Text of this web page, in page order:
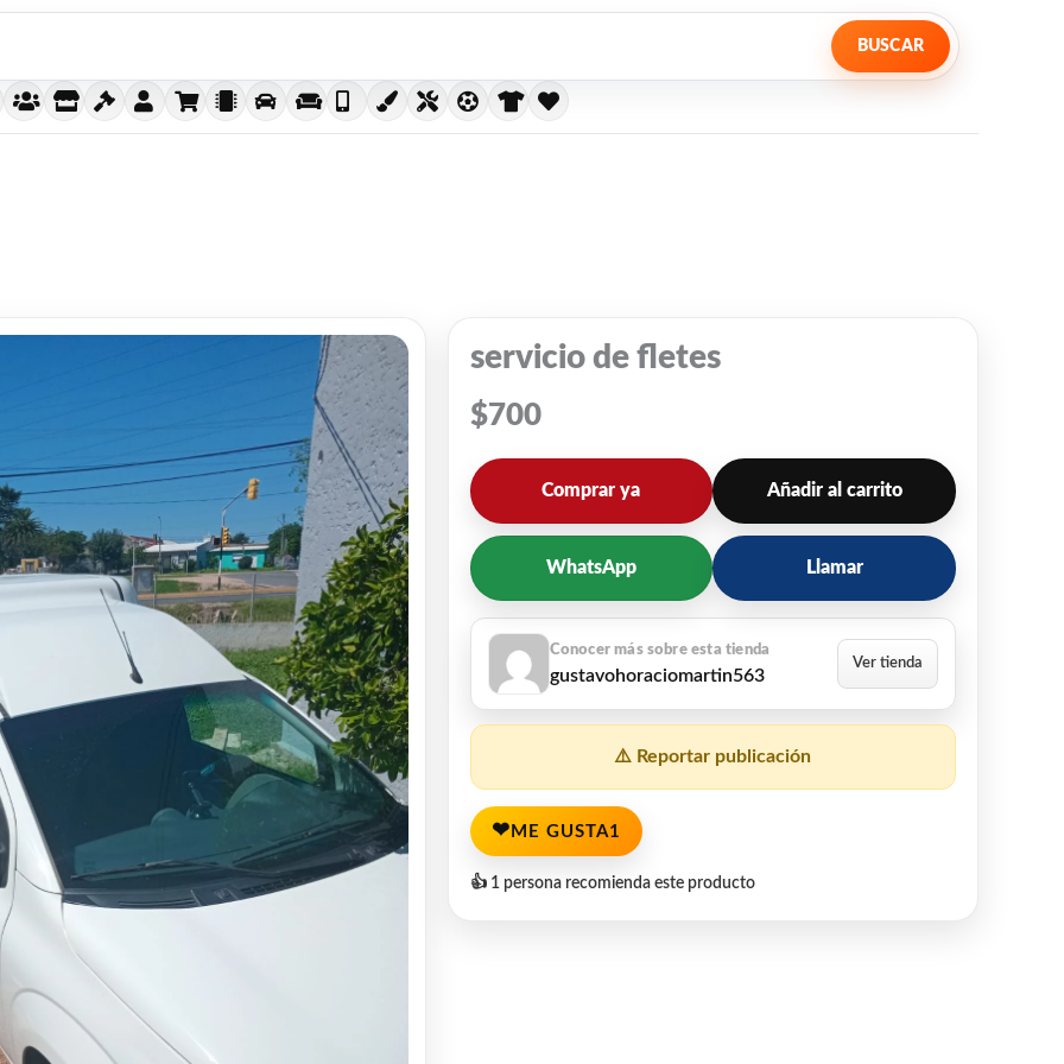
BUSCAR
servicio de fletes
$700
Comprar ya Añadir al carrito
WhatsApp Llamar
gustavohoraciomartin563
⚠️ Reportar publicación
❤ ME GUSTA1
👍 1 persona recomienda este producto